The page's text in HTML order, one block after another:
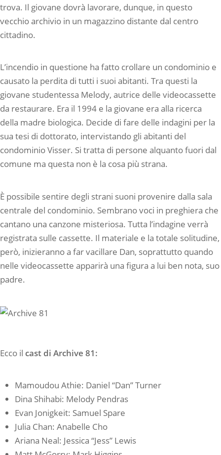
trova. Il giovane dovrà lavorare, dunque, in questo
vecchio archivio in un magazzino distante dal centro
cittadino.
L’incendio in questione ha fatto crollare un condominio e
causato la perdita di tutti i suoi abitanti. Tra questi la
giovane studentessa Melody, autrice delle videocassette
da restaurare. Era il 1994 e la giovane era alla ricerca
della madre biologica. Decide di fare delle indagini per la
sua tesi di dottorato, intervistando gli abitanti del
condominio Visser. Si tratta di persone alquanto fuori dal
comune ma questa non è la cosa più strana.
È possibile sentire degli strani suoni provenire dalla sala
centrale del condominio. Sembrano voci in preghiera che
cantano una canzone misteriosa. Tutta l’indagine verrà
registrata sulle cassette. Il materiale e la totale solitudine,
però, inizieranno a far vacillare Dan, soprattutto quando
nelle videocassette apparirà una figura a lui ben nota, suo
padre.
Ecco il cast di Archive 81:
Mamoudou Athie: Daniel “Dan” Turner
Dina Shihabi: Melody Pendras
Evan Jonigkeit: Samuel Spare
Julia Chan: Anabelle Cho
Ariana Neal: Jessica “Jess” Lewis